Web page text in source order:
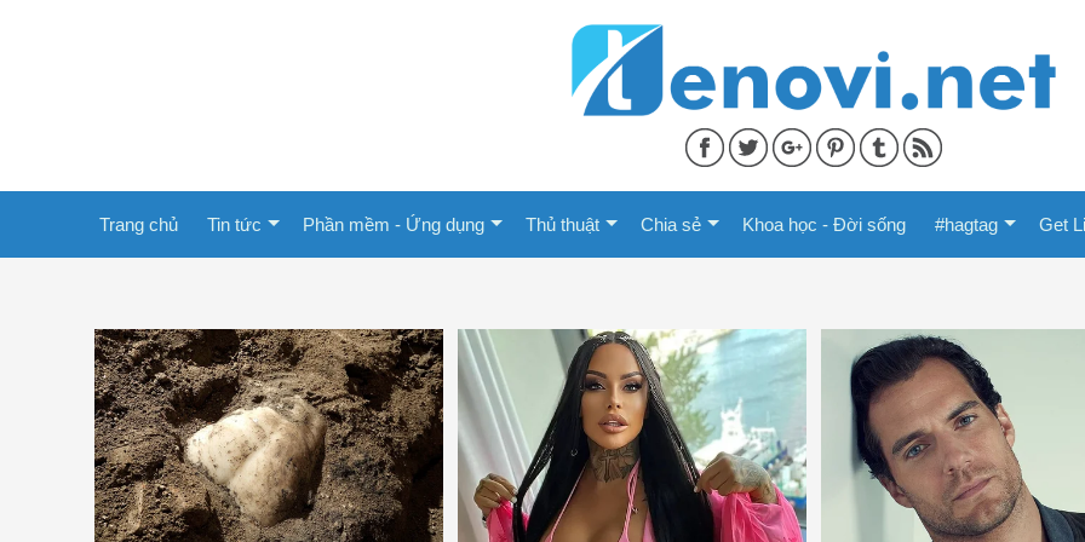
Trang chủ Tin tức Phần mềm - Ứng dụng Thủ thuật Chia sẻ Khoa học - Đời sống #hagtag Get